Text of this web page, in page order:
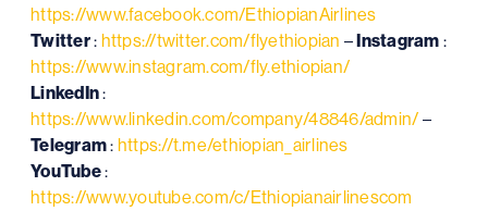
https://www.facebook.com/EthiopianAirlines
Twitter: https://twitter.com/flyethiopian –Instagram :
https://www.instagram.com/fly.ethiopian/
LinkedIn:
https://www.linkedin.com/company/48846/admin/ –
Telegram: https://t.me/ethiopian_airlines
YouTube:
https://www.youtube.com/c/Ethiopianairlinescom